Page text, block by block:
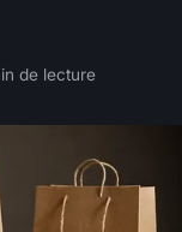
de lecture